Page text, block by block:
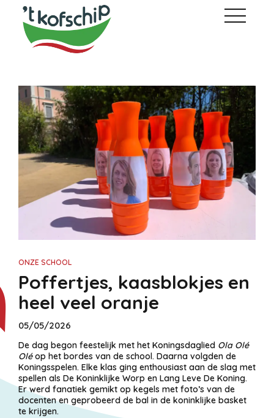
ONZE SCHOOL
Poffertjes, kaasblokjes en
heel veel oranje
05/05/2026
De dag begon feestelijk met het Koningsdaglied Ola Olé
Oléop het bordes van de school. Daarna volgden de
Koningsspelen. Elke klas ging enthousiast aan de slag met
spellen als De Koninklijke Worp en Lang Leve De Koning.
Er werd fanatiek gemikt op kegels met foto’s van de
docenten en geprobeerd de bal in de koninklijke basket
te krijgen.